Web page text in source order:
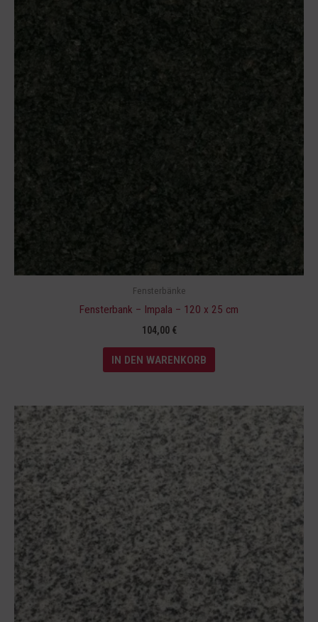
Fensterbänke
Fensterbank – Impala – 120 x 25 cm
104,00 €
IN DEN WARENKORB